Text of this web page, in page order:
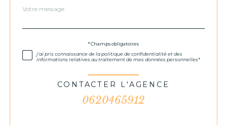
Fieldset
Message
*
* Champs obligatoires
j'ai pris connaissance de la politique de confidentialité et des
informations relatives au traitement de mes données personnelles*
CONTACTER L'AGENCE
0620465912